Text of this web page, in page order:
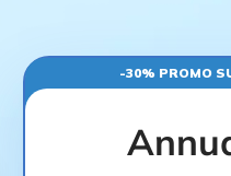
-30% PROMO